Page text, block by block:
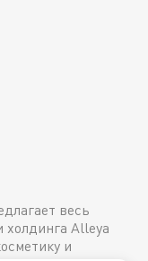
весь
Alleya
и